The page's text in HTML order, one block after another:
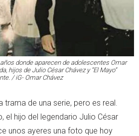
donde aparecen de adolescentes Omar
hijos de Julio César Chávez y “El Mayo”
/ iG- Omar Chávez
trama de una serie, pero es real.
el hijo del legendario Julio César
unos ayeres una foto que hoy